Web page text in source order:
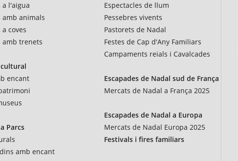
a l'aigua
amb animals
coves
amb trenets
cultural
encant
Parcs
amb encant
Espectacles de llum
Pessebres vivents
Pastorets de Nadal
Festes de Cap d'Any Familiars
Campaments reials i Cavalcades
Escapades de Nadal sud de França
Mercats de Nadal a França 2025
Escapades de Nadal a Europa
Mercats de Nadal Europa 2025
Festivals i fires familiars